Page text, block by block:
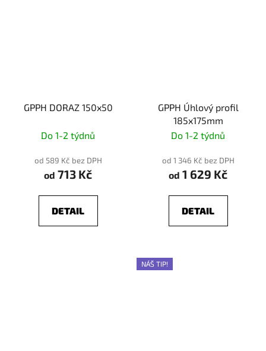
GPPH DORAZ 150x50
Do 1-2 týdnů
od 589 Kč bez DPH
od 713 Kč
DETAIL
GPPH Úhlový profil
185x175mm
Do 1-2 týdnů
od 1 346 Kč bez DPH
od 1 629 Kč
DETAIL
NÁŠ TIP!